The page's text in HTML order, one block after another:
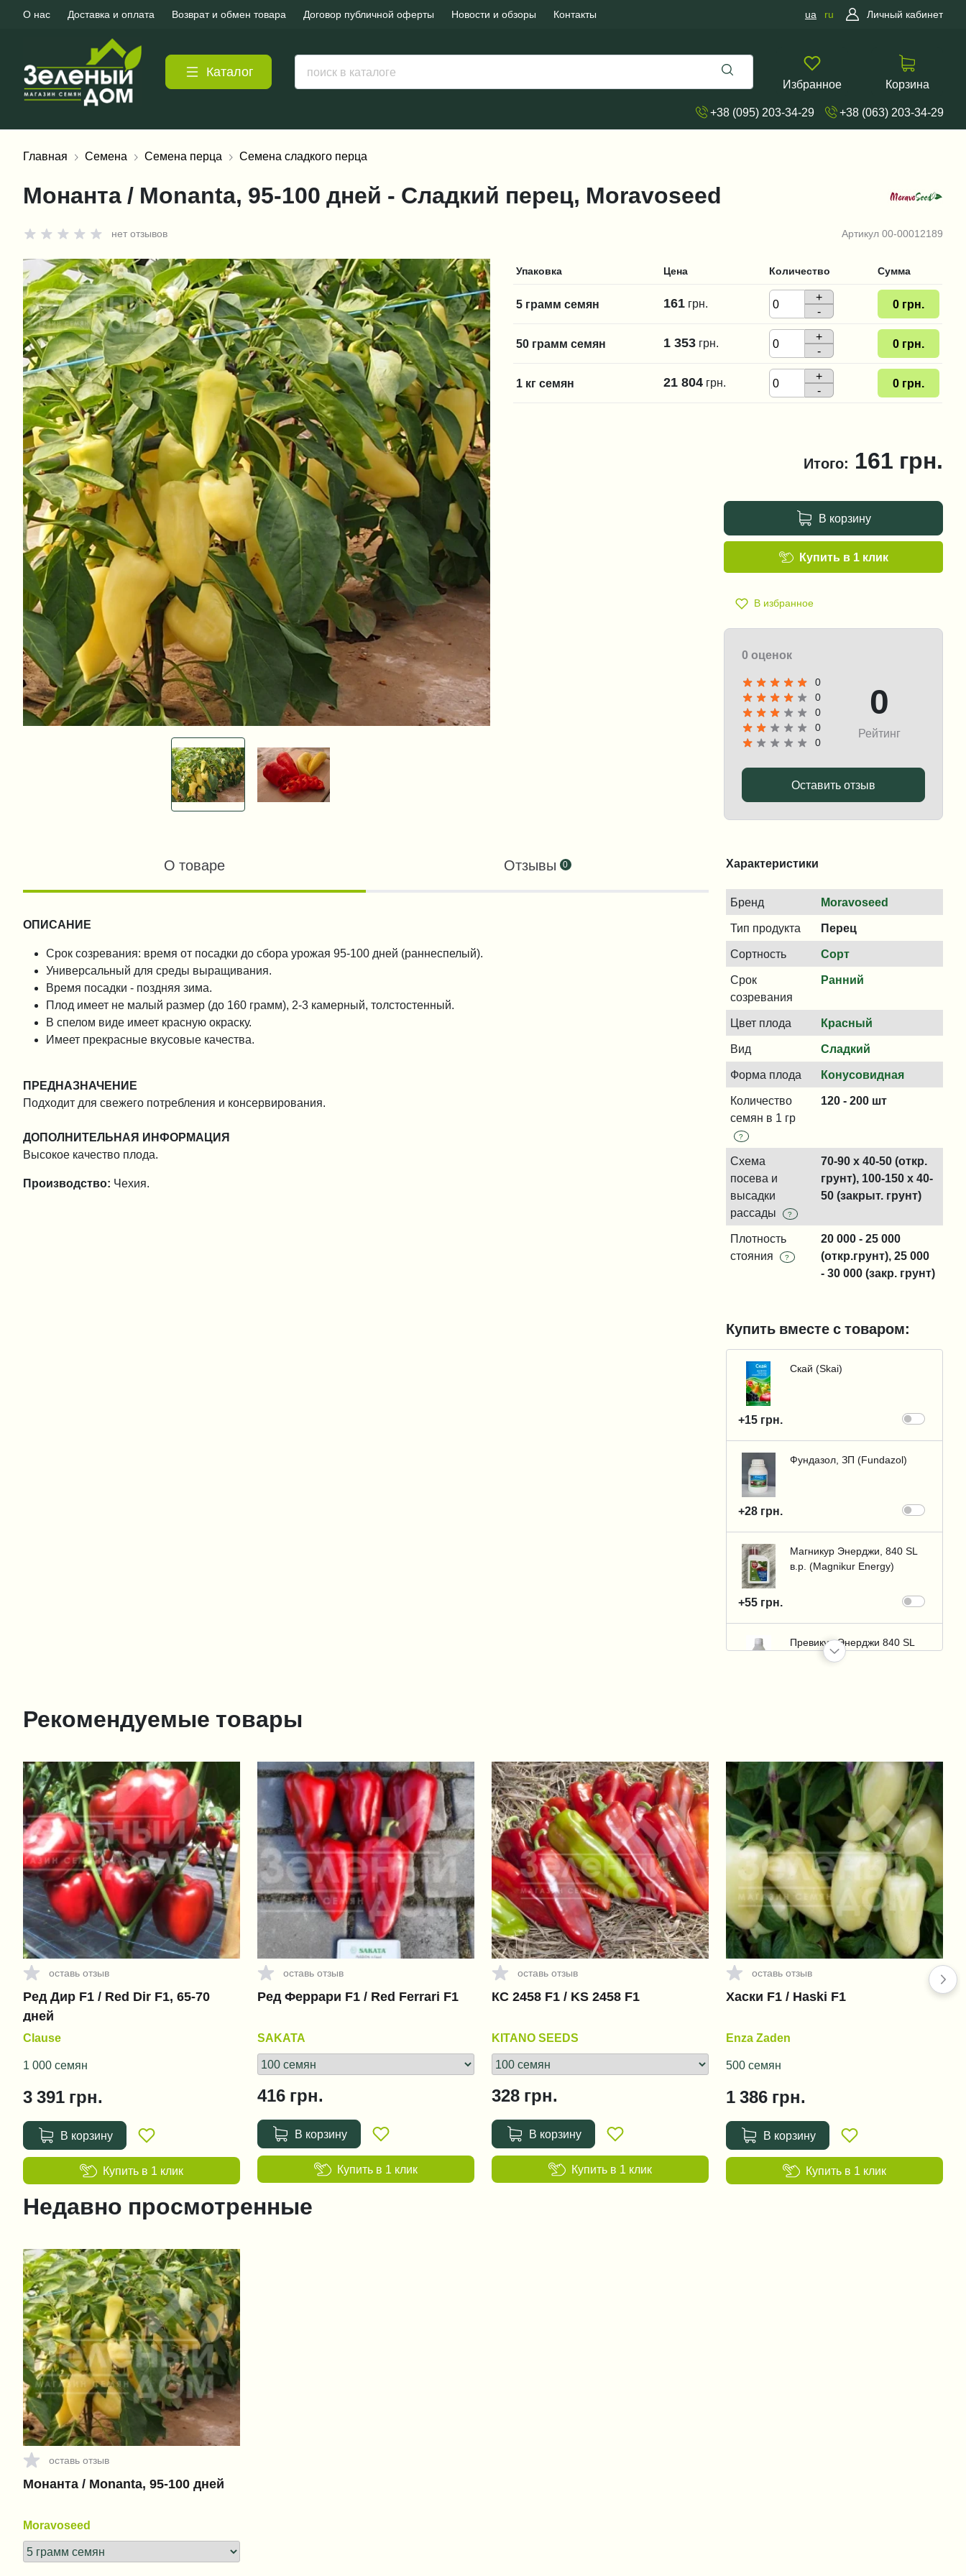
О нас Доставка и оплата Возврат и обмен товара Договор публичной оферты Новости и обзоры Контакты ua ru Личный кабинет
Каталог
Избранное Корзина
+38 (095) 203-34-29 +38 (063) 203-34-29
Главная Семена Семена перца Семена сладкого перца
Артикул 00-00012189
Монанта / Monanta, 95-100 дней - Сладкий перец, Moravoseed
нет отзывов
Упаковка Цена Количество Сумма
5 грамм семян 161 грн.
+
-
0 грн.
50 грамм семян 1 353 грн.
+
-
0 грн.
1 кг семян 21 804 грн.
+
-
0 грн.
Итого: 161 грн.
В корзину
В избранное
Купить в 1 клик
0 оценок
0
0
0
0
0
0
Рейтинг
Оставить отзыв
Характеристики
Бренд Moravoseed
Тип продукта Перец
Сортность Сорт
Срок
созревания
Ранний
Цвет плода Красный
Вид Сладкий
Форма плода Конусовидная
Количество
семян в 1 гр
?
120 - 200 шт
Схема
посева и
высадки
рассады
?
70-90 x 40-50 (откр.
грунт), 100-150 x 40-
50 (закрыт. грунт)
Плотность
стояния
?
20 000 - 25 000
(откр.грунт), 25 000
- 30 000 (закр. грунт)
Купить вместе с товаром:
Скай (Skai)
+15 грн.
Фундазол, ЗП (Fundazol)
+28 грн.
Магникур Энерджи, 840 SL
в.р. (Magnikur Energy)
+55 грн.
Превикур Энерджи 840 SL
(Previcur Energy 840 SL)
О товаре Отзывы 0
ОПИСАНИЕ
Срок созревания: время от посадки до сбора урожая 95-100 дней (раннеспелый).
Универсальный для среды выращивания.
Время посадки - поздняя зима.
Плод имеет не малый размер (до 160 грамм), 2-3 камерный, толстостенный.
В спелом виде имеет красную окраску.
Имеет прекрасные вкусовые качества.
ПРЕДНАЗНАЧЕНИЕ
Подходит для свежего потребления и консервирования.
ДОПОЛНИТЕЛЬНАЯ ИНФОРМАЦИЯ
Высокое качество плода.
Производство: Чехия.
Рекомендуемые товары
оставь отзыв
Ред Дир F1 / Red Dir F1, 65-70
дней
Clause
1 000 семян
3 391 грн.
В корзину
Купить в 1 клик
оставь отзыв
Ред Феррари F1 / Red Ferrari F1
SAKATA
416 грн.
В корзину
Купить в 1 клик
оставь отзыв
КС 2458 F1 / KS 2458 F1
KITANO SEEDS
328 грн.
В корзину
Купить в 1 клик
оставь отзыв
Хаски F1 / Haski F1
Enza Zaden
500 семян
1 386 грн.
В корзину
Купить в 1 клик
Недавно просмотренные
оставь отзыв
Монанта / Monanta, 95-100 дней
Moravoseed